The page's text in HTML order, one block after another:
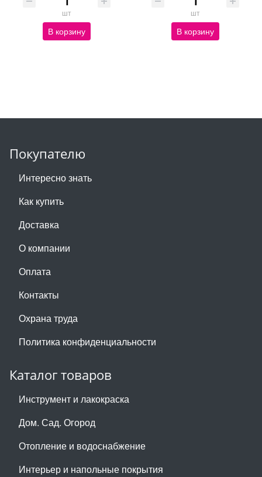
шт
В корзину
шт
В корзину
Покупателю
Интересно знать
Как купить
Доставка
О компании
Оплата
Контакты
Охрана труда
Политика конфиденциальности
Каталог товаров
Инструмент и лакокраска
Дом. Сад. Огород
Отопление и водоснабжение
Интерьер и напольные покрытия